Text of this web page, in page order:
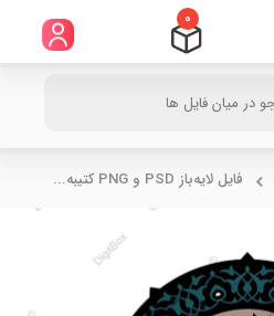
0
فایل لایه‌باز PSD و PNG کتیبه...